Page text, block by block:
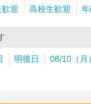
迎
高校生歓迎 年
明後日 08/10（月